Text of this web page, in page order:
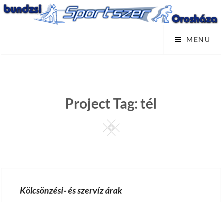
Skip
MENU
Project Tag:tél
Square
Kölcsönzési- és szervíz árak